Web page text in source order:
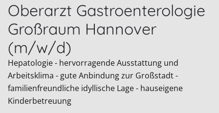
Oberarzt Gastroenterologie
Großraum Hannover
(m/w/d)
Hepatologie - hervorragende Ausstattung und
Arbeitsklima - gute Anbindung zur Großstadt -
familienfreundliche idyllische Lage - hauseigene
Kinderbetreuung